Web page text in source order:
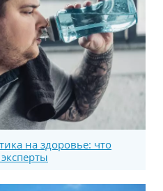
на здоровье: что